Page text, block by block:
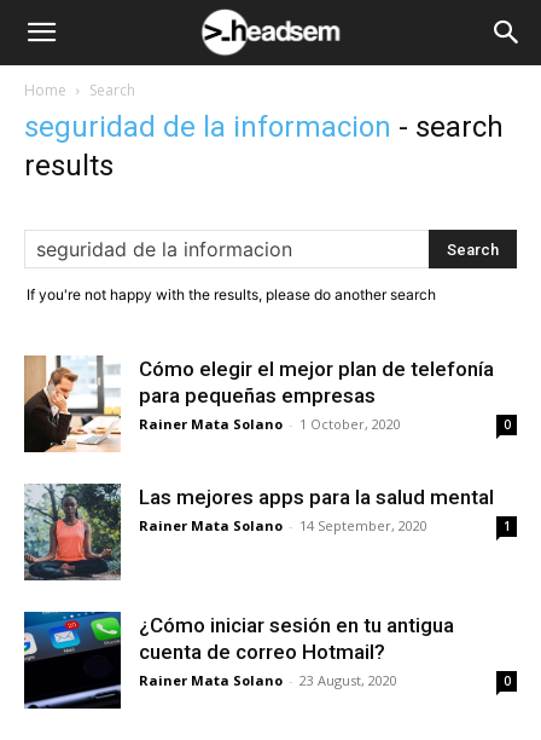
Home Search
seguridad de la informacion - search
results
If you're not happy with the results, please do another search
Cómo elegir el mejor plan de telefonía
para pequeñas empresas
Rainer Mata Solano - 1 October, 2020 0
Las mejores apps para la salud mental
Rainer Mata Solano - 14 September, 2020 1
¿Cómo iniciar sesión en tu antigua
cuenta de correo Hotmail?
Rainer Mata Solano - 23 August, 2020 0